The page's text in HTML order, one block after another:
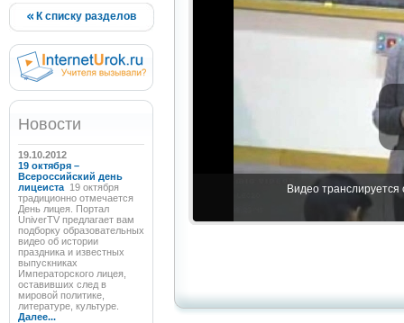
К списку разделов
Новости
19.10.2012
19 октября –
Всероссийский день
лицеиста 19 октября
традиционно отмечается
День лицея. Портал
UniverTV предлагает вам
подборку образовательных
видео об истории
праздника и известных
выпускниках
Императорского лицея,
оставивших след в
мировой политике,
литературе, культуре.
Далее...
Видео